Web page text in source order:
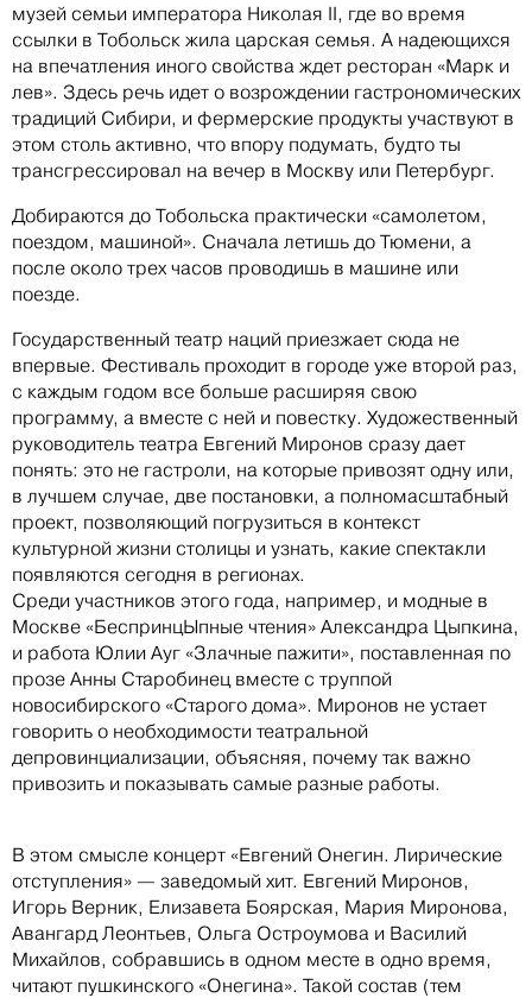
музей семьи императора Николая II, где во время
ссылки в Тобольск жила царская семья. А надеющихся
на впечатления иного свойства ждет ресторан «Марк и
лев». Здесь речь идет о возрождении гастрономических
традиций Сибири, и фермерские продукты участвуют в
этом столь активно, что впору подумать, будто ты
трансгрессировал на вечер в Москву или Петербург.
Добираются до Тобольска практически «самолетом,
поездом, машиной». Сначала летишь до Тюмени, а
после около трех часов проводишь в машине или
поезде.
Государственный театр наций приезжает сюда не
впервые. Фестиваль проходит в городе уже второй раз,
с каждым годом все больше расширяя свою
программу, а вместе с ней и повестку. Художественный
руководитель театра Евгений Миронов сразу дает
понять: это не гастроли, на которые привозят одну или,
в лучшем случае, две постановки, а полномасштабный
проект, позволяющий погрузиться в контекст
культурной жизни столицы и узнать, какие спектакли
появляются сегодня в регионах.
Среди участников этого года, например, и модные в
Москве «БеспринцЫпные чтения» Александра Цыпкина,
и работа Юлии Ауг «Злачные пажити», поставленная по
прозе Анны Старобинец вместе с труппой
новосибирского «Старого дома». Миронов не устает
говорить о необходимости театральной
депровинциализации, объясняя, почему так важно
привозить и показывать самые разные работы.
В этом смысле концерт «Евгений Онегин. Лирические
отступления» — заведомый хит. Евгений Миронов,
Игорь Верник, Елизавета Боярская, Мария Миронова,
Авангард Леонтьев, Ольга Остроумова и Василий
Михайлов, собравшись в одном месте в одно время,
читают пушкинского «Онегина». Такой состав (тем